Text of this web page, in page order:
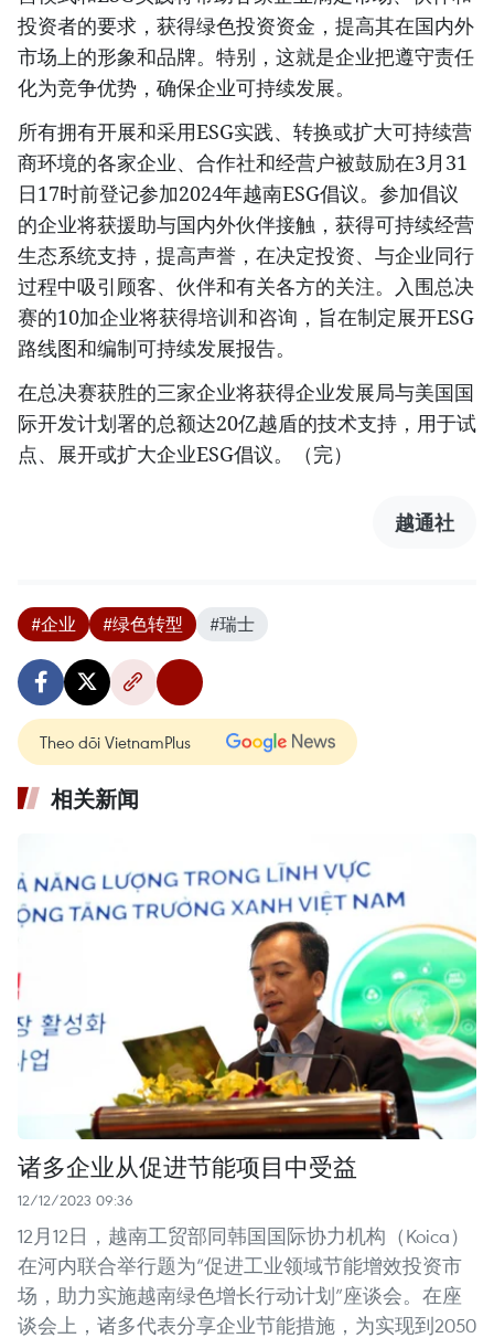
投资者的要求，获得绿色投资资金，提高其在国内外
市场上的形象和品牌。特别，这就是企业把遵守责任
化为竞争优势，确保企业可持续发展。
所有拥有开展和采用ESG实践、转换或扩大可持续营
商环境的各家企业、合作社和经营户被鼓励在3月31
日17时前登记参加2024年越南ESG倡议。参加倡议
的企业将获援助与国内外伙伴接触，获得可持续经营
生态系统支持，提高声誉，在决定投资、与企业同行
过程中吸引顾客、伙伴和有关各方的关注。入围总决
赛的10加企业将获得培训和咨询，旨在制定展开ESG
路线图和编制可持续发展报告。
在总决赛获胜的三家企业将获得企业发展局与美国国
际开发计划署的总额达20亿越盾的技术支持，用于试
点、展开或扩大企业ESG倡议。（完）
越通社
#企业 #绿色转型 #瑞士
Theo dõi VietnamPlus
相关新闻
诸多企业从促进节能项目中受益
12/12/2023 09:36
12月12日，越南工贸部同韩国国际协力机构（Koica）
在河内联合举行题为“促进工业领域节能增效投资市
场，助力实施越南绿色增长行动计划”座谈会。在座
谈会上，诸多代表分享企业节能措施，为实现到2050